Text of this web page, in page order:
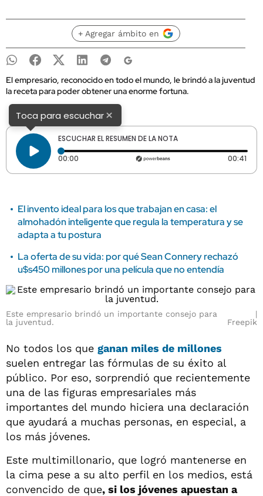
+ Agregar ámbito en
El empresario, reconocido en todo el mundo, le brindó a la juventud
la receta para poder obtener una enorme fortuna.
Toca para escuchar×
ESCUCHAR EL RESUMEN DE LA NOTA
00:00 Tiempo transcurrido: 0 segundos 00:41
El invento ideal para los que trabajan en casa: el
almohadón inteligente que regula la temperatura y se
adapta a tu postura
La oferta de su vida: por qué Sean Connery rechazó
u$s450 millones por una película que no entendía
Este empresario brindó un importante consejo para
la juventud.
Freepik
No todos los que ganan miles de millones
suelen entregar las fórmulas de su éxito al
público. Por eso, sorprendió que recientemente
una de las figuras empresariales más
importantes del mundo hiciera una declaración
que ayudará a muchas personas, en especial, a
los más jóvenes.
Este multimillonario, que logró mantenerse en
la cima pese a su alto perfil en los medios, está
convencido de que, si los jóvenes apuestan a